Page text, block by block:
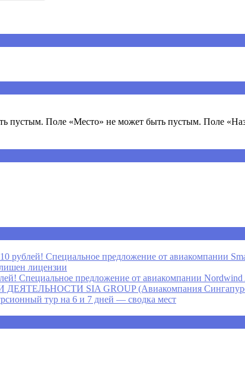
пустым. Поле «Место» не может быть пустым. Поле
рублей! Специальное предложение от авиакомпании
лицензии
Специальное предложение от авиакомпании Nordwind
SIA GROUP (Авиакомпания
тур на 6 и 7 дней — сводка мест